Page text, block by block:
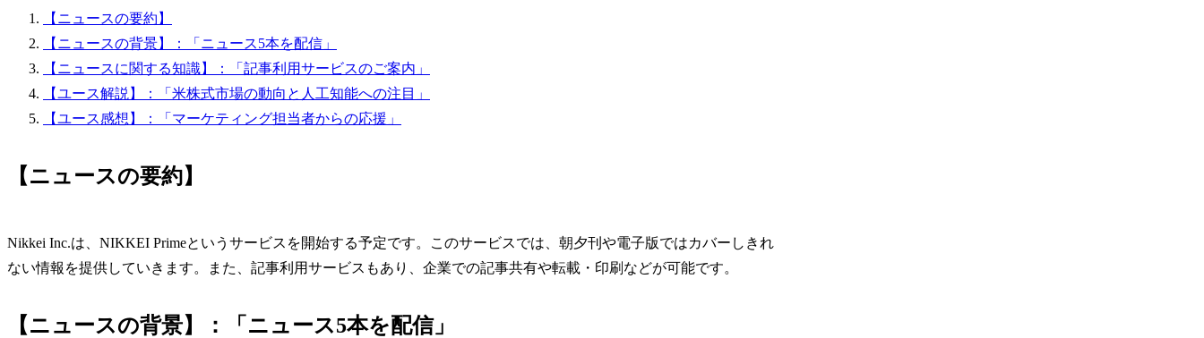
【ニュースの要約】
【ニュースの背景】：「ニュース5本を配信」
【ニュースに関する知識】：「記事利用サービスのご案内」
【ユース解説】：「米株式市場の動向と人工知能への注目」
【ユース感想】：「マーケティング担当者からの応援」
【ニュースの要約】
Nikkei Inc.は、NIKKEI Primeというサービスを開始する予定です。このサービスでは、朝夕刊や電子版ではカバーしきれ
ない情報を提供していきます。また、記事利用サービスもあり、企業での記事共有や転載・印刷などが可能です。
【ニュースの背景】：「ニュース5本を配信」